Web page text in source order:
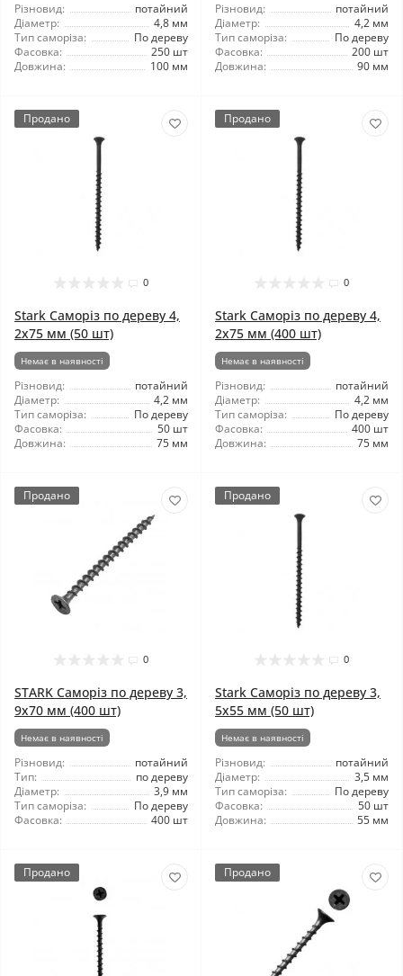
Різновид:
потайний
Діаметр:
4,8 мм
Тип саморіза:
По дереву
Фасовка:
250 шт
Довжина:
100 мм
Різновид:
потайний
Діаметр:
4,2 мм
Тип саморіза:
По дереву
Фасовка:
200 шт
Довжина:
90 мм
Продано
0
Stark Саморіз по дереву 4,
2x75 мм (50 шт)
Немає в наявності
Різновид:
потайний
Діаметр:
4,2 мм
Тип саморіза:
По дереву
Фасовка:
50 шт
Довжина:
75 мм
Продано
0
Stark Саморіз по дереву 4,
2x75 мм (400 шт)
Немає в наявності
Різновид:
потайний
Діаметр:
4,2 мм
Тип саморіза:
По дереву
Фасовка:
400 шт
Довжина:
75 мм
Продано
0
STARK Саморіз по дереву 3,
9x70 мм (400 шт)
Немає в наявності
Різновид:
потайний
Тип:
по дереву
Діаметр:
3,9 мм
Тип саморіза:
По дереву
Фасовка:
400 шт
Продано
0
Stark Саморіз по дереву 3,
5x55 мм (50 шт)
Немає в наявності
Різновид:
потайний
Діаметр:
3,5 мм
Тип саморіза:
По дереву
Фасовка:
50 шт
Довжина:
55 мм
Продано Продано